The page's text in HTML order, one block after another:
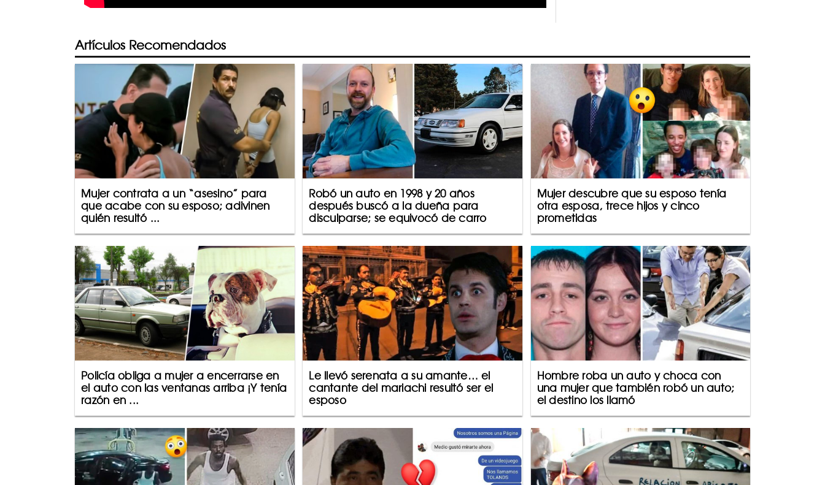
Artículos Recomendados
Mujer contrata a un “asesino” para
que acabe con su esposo; adivinen
quién resultó ...
Robó un auto en 1998 y 20 años
después buscó a la dueña para
disculparse; se equivocó de carro
Mujer descubre que su esposo tenía
otra esposa, trece hijos y cinco
prometidas
Policía obliga a mujer a encerrarse en
el auto con las ventanas arriba ¡Y tenía
razón en ...
Le llevó serenata a su amante… el
cantante del mariachi resultó ser el
esposo
Hombre roba un auto y choca con
una mujer que también robó un auto;
el destino los llamó